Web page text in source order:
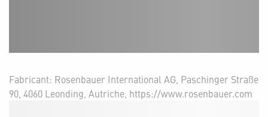
Fabricant: Rosenbauer International AG, Paschinger Straße
90, 4060 Leonding, Autriche, https://www.rosenbauer.com